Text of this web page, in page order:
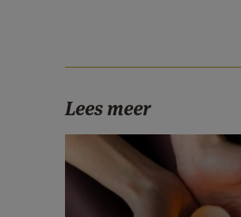
Lees meer